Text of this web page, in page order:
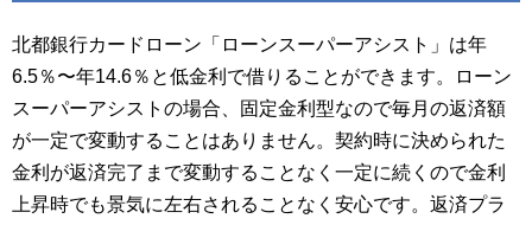
北都銀行カードローン「ローンスーパーアシスト」は年
6.5％〜年14.6％と低金利で借りることができます。ローン
スーパーアシストの場合、固定金利型なので毎月の返済額
が一定で変動することはありません。契約時に決められた
金利が返済完了まで変動することなく一定に続くので金利
上昇時でも景気に左右されることなく安心です。返済プラ